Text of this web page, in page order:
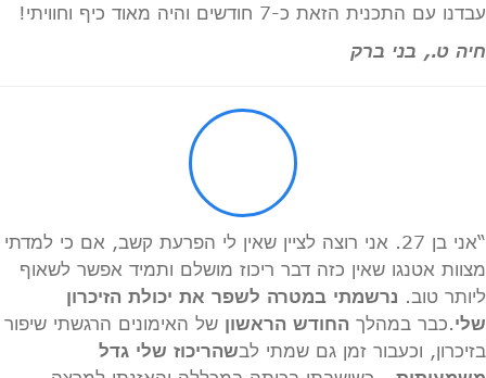
עבדנו עם התכנית הזאת כ-7 חודשים והיה מאוד כיף וחוויתי!
חיה ט., בני ברק
“אני בן 27. אני רוצה לציין שאין לי הפרעת קשב, אם כי למדתי
מצוות אטנגו שאין כזה דבר ריכוז מושלם ותמיד אפשר לשאוף
ליותר טוב. נרשמתי במטרה לשפר את יכולת הזיכרון
שלי.כבר במהלך החודש הראשון של האימונים הרגשתי שיפור
בזיכרון, וכעבור זמן גם שמתי לבשהריכוז שלי גדל